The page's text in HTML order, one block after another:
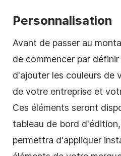
Personnalisation
Avant de passer au
de commencer par
d'ajouter les couleurs de
de votre entreprise et
Ces éléments seront
tableau de bord
permettra d'appliquer